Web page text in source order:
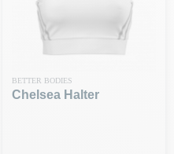
BETTER BODIES
Chelsea Halter